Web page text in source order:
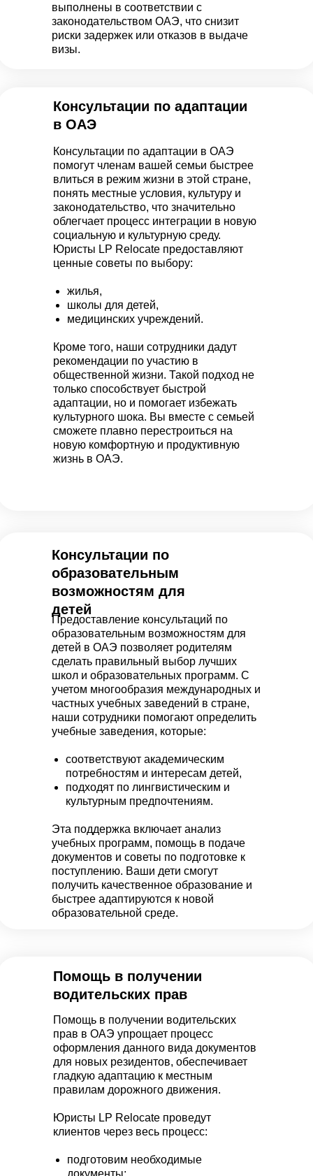
выполнены в соответствии с
законодательством ОАЭ, что снизит
риски задержек или отказов в выдаче
визы.
Консультации по адаптации в ОАЭ
помогут членам вашей семьи быстрее
влиться в режим жизни в этой стране,
понять местные условия, культуру и
законодательство, что значительно
облегчает процесс интеграции в новую
социальную и культурную среду.
Юристы LP Relocate предоставляют
ценные советы по выбору:
жилья,
школы для детей,
медицинских учреждений.
Кроме того, наши сотрудники дадут
рекомендации по участию в
общественной жизни. Такой подход не
только способствует быстрой
адаптации, но и помогает избежать
культурного шока. Вы вместе с семьей
сможете плавно перестроиться на
новую комфортную и продуктивную
жизнь в ОАЭ.
Консультации по адаптации
в ОАЭ
Предоставление консультаций по
образовательным возможностям для
детей в ОАЭ позволяет родителям
сделать правильный выбор лучших
школ и образовательных программ. С
учетом многообразия международных и
частных учебных заведений в стране,
наши сотрудники помогают определить
учебные заведения, которые:
соответствуют академическим
потребностям и интересам детей,
подходят по лингвистическим и
культурным предпочтениям.
Эта поддержка включает анализ
учебных программ, помощь в подаче
документов и советы по подготовке к
поступлению. Ваши дети смогут
получить качественное образование и
быстрее адаптируются к новой
образовательной среде.
Консультации по
образовательным
возможностям для
детей
Помощь в получении водительских
прав в ОАЭ упрощает процесс
оформления данного вида документов
для новых резидентов, обеспечивает
гладкую адаптацию к местным
правилам дорожного движения.
Юристы LP Relocate проведут
клиентов через весь процесс:
подготовим необходимые
документы;
Помощь в получении
водительских прав